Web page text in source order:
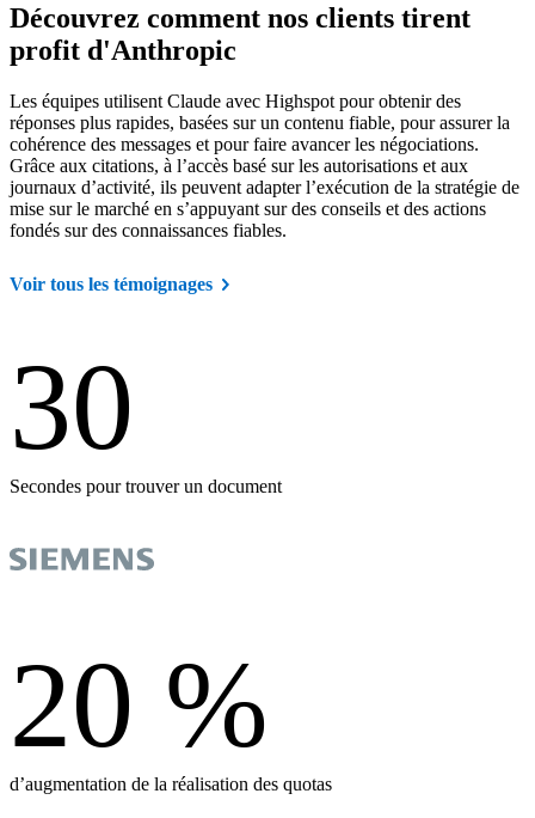
Découvrez comment nos clients tirent
profit d'Anthropic
Les équipes utilisent Claude avec Highspot pour obtenir des
réponses plus rapides, basées sur un contenu fiable, pour assurer la
cohérence des messages et pour faire avancer les négociations.
Grâce aux citations, à l’accès basé sur les autorisations et aux
journaux d’activité, ils peuvent adapter l’exécution de la stratégie de
mise sur le marché en s’appuyant sur des conseils et des actions
fondés sur des connaissances fiables.
Voir tous les témoignages
30
Secondes pour trouver un document
20 %
d’augmentation de la réalisation des quotas